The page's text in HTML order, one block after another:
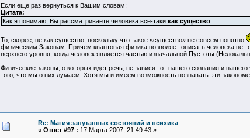
Если еще раз вернуться к Вашим словам:
Цитата:
Как я понимаю, Вы рассматриваете человека всё-таки как существо.
То, скорее, не как существо, поскольку что такое «существо» не совсем понятно
физическим Законам. Причем квантовая физика позволяет описать человека не
верхнего уровня, когда человек является частью изначальной Пустоты
Физические законы, о которых идет речь, не зависят от нашего сознания и
того, что мы о них думаем. Хотя мы и имеем возможность познавать эти
Re: Магия запутанных состояний и психика
« Ответ #97 : 17 Марта 2007, 21:49:43 »